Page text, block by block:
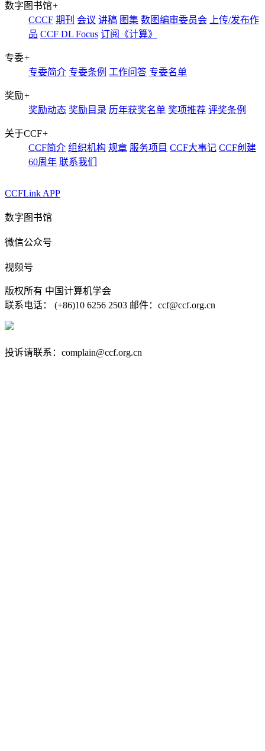
数字图书馆+
CCCF 期刊 会议 讲稿 图集 数图编审委员会
上传/发布作
品 CCF DL Focus 订阅《计算》
专委+
专委简介 专委条例 工作问答 专委名单
奖励+
奖励动态 奖励目录 历年获奖名单 奖项推荐 评奖条例
关于CCF+
CCF简介 组织机构 规章 服务项目 CCF大事记 CCF创建
60周年 联系我们
CCFLink APP
数字图书馆
微信公众号
视频号
版权所有 中国计算机学会
联系电话： (+86)10 6256 2503 邮件：ccf@ccf.org.cn
投诉请联系：complain@ccf.org.cn